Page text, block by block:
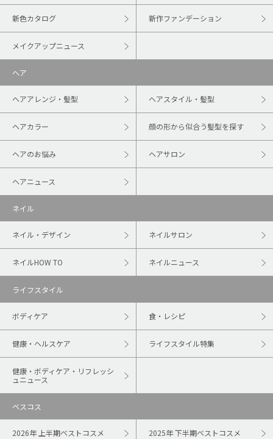
新色カタログ 新作ファンデーション
メイクアップニュース
ヘア
ヘアアレンジ・髪型 ヘアスタイル・髪型
ヘアカラー 顔の形から似合う髪型を探す
ヘアのお悩み ヘアサロン
ヘアニュース
ネイル
ネイル・デザイン ネイルサロン
ネイルHOW TO ネイルニュース
ライフスタイル
ボディケア 食・レシピ
健康・ヘルスケア ライフスタイル特集
健康・ボディケア・リフレッシ
ュニュース
ベスコス
2026年 上半期ベストコスメ 2025年 下半期ベストコスメ